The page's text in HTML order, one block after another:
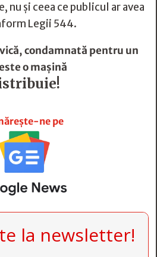
nu şi ceea ce publicul ar avea
Legii 544.
condamnată pentru un
o maşină
ne pe
la newsletter!